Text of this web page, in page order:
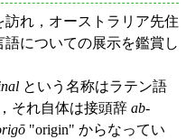
訪れ，オーストラリア先住
についての展示を鑑賞し
という名称はラテン語
それ自体は接頭辞 ab-
"origin" からなってい